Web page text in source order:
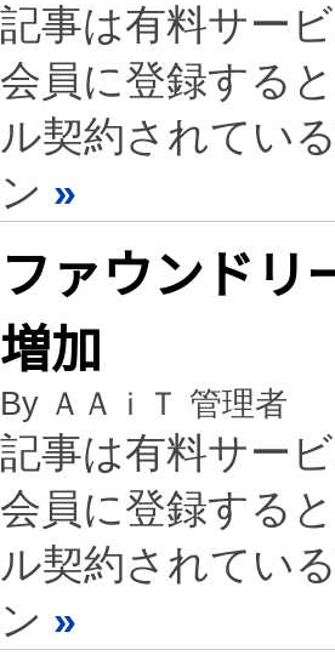
記事は有料サー
会員に登録する
ル契約されてい
ン »
ファウンドリ
増加
By ＡＡｉＴ 管理者
記事は有料サー
会員に登録する
ル契約されてい
ン »